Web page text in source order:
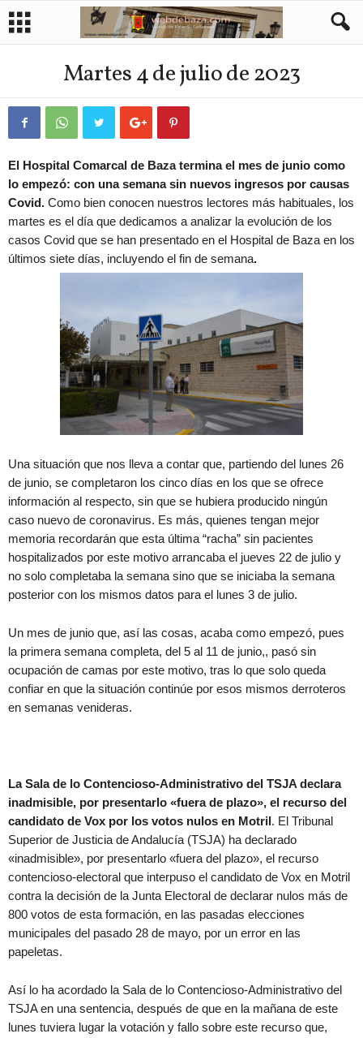
Martes 4 de julio de 2023
El Hospital Comarcal de Baza termina el mes de junio como
lo empezó: con una semana sin nuevos ingresos por causas
Covid. Como bien conocen nuestros lectores más habituales, los
martes es el día que dedicamos a analizar la evolución de los
casos Covid que se han presentado en el Hospital de Baza en los
últimos siete días, incluyendo el fin de semana.
Una situación que nos lleva a contar que, partiendo del lunes 26
de junio, se completaron los cinco días en los que se ofrece
información al respecto, sin que se hubiera producido ningún
caso nuevo de coronavirus. Es más, quienes tengan mejor
memoria recordarán que esta última “racha” sin pacientes
hospitalizados por este motivo arrancaba el jueves 22 de julio y
no solo completaba la semana sino que se iniciaba la semana
posterior con los mismos datos para el lunes 3 de julio.
Un mes de junio que, así las cosas, acaba como empezó, pues
la primera semana completa, del 5 al 11 de junio,, pasó sin
ocupación de camas por este motivo, tras lo que solo queda
confiar en que la situación continúe por esos mismos derroteros
en semanas venideras.
La Sala de lo Contencioso-Administrativo del TSJA declara
inadmisible, por presentarlo «fuera de plazo», el recurso del
candidato de Vox por los votos nulos en Motril. El Tribunal
Superior de Justicia de Andalucía (TSJA) ha declarado
«inadmisible», por presentarlo «fuera del plazo», el recurso
contencioso-electoral que interpuso el candidato de Vox en Motril
contra la decisión de la Junta Electoral de declarar nulos más de
800 votos de esta formación, en las pasadas elecciones
municipales del pasado 28 de mayo, por un error en las
papeletas.
Así lo ha acordado la Sala de lo Contencioso-Administrativo del
TSJA en una sentencia, después de que en la mañana de este
lunes tuviera lugar la votación y fallo sobre este recurso que,